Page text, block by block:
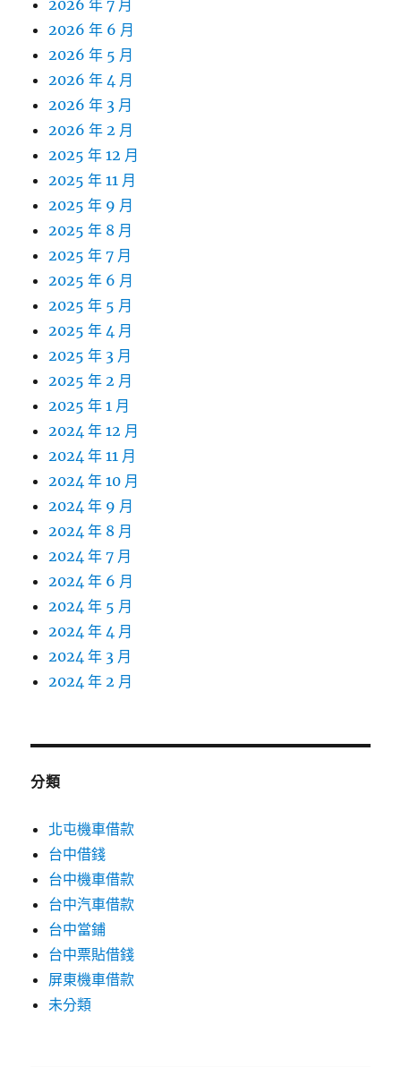
2026 年 7 月
2026 年 6 月
2026 年 5 月
2026 年 4 月
2026 年 3 月
2026 年 2 月
2025 年 12 月
2025 年 11 月
2025 年 9 月
2025 年 8 月
2025 年 7 月
2025 年 6 月
2025 年 5 月
2025 年 4 月
2025 年 3 月
2025 年 2 月
2025 年 1 月
2024 年 12 月
2024 年 11 月
2024 年 10 月
2024 年 9 月
2024 年 8 月
2024 年 7 月
2024 年 6 月
2024 年 5 月
2024 年 4 月
2024 年 3 月
2024 年 2 月
分類
北屯機車借款
台中借錢
台中機車借款
台中汽車借款
台中當鋪
台中票貼借錢
屏東機車借款
未分類